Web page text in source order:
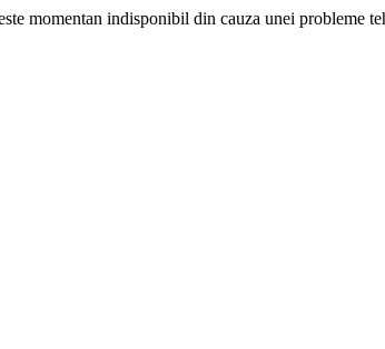
momentan indisponibil din cauza unei probleme